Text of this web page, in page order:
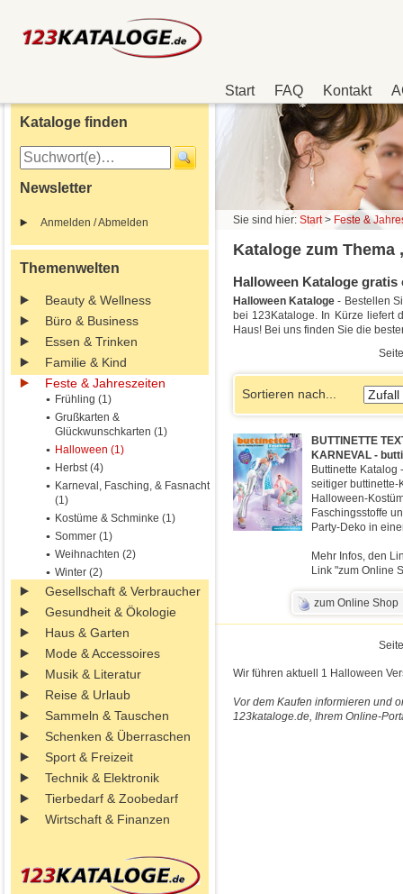
Start FAQ Kontakt
Kataloge finden
Newsletter
Anmelden / Abmelden
Themenwelten
Beauty & Wellness
Büro & Business
Essen & Trinken
Familie & Kind
Feste & Jahreszeiten
Frühling (1)
Grußkarten &
Glückwunschkarten (1)
Halloween (1)
Herbst (4)
Karneval, Fasching, & Fasnacht
(1)
Kostüme & Schminke (1)
Sommer (1)
Weihnachten (2)
Winter (2)
Gesellschaft & Verbraucher
Gesundheit & Ökologie
Haus & Garten
Mode & Accessoires
Musik & Literatur
Reise & Urlaub
Sammeln & Tauschen
Schenken & Überraschen
Sport & Freizeit
Technik & Elektronik
Tierbedarf & Zoobedarf
Wirtschaft & Finanzen
Sie sind hier: Start> Feste &
Kataloge zum Thema
Halloween Kataloge gratis
Halloween Kataloge - Bestellen
bei 123Kataloge. In Kürze liefert
Haus! Bei uns finden Sie die
Sortieren nach...
BUTTINETTE
KARNEVAL -
Buttinette Katalog
seitiger buttinette-
Halloween-
Faschingsstoffe
Party-Deko in
Mehr Infos, den
Link "zum Online
zum Online Shop
Wir führen aktuell 1 Halloween
Vor dem Kaufen informieren und
123kataloge.de, Ihrem Online-